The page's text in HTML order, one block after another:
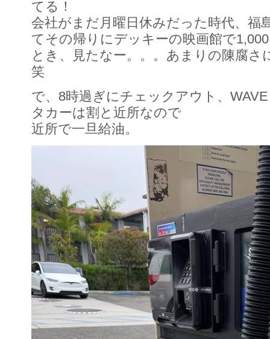
てる！
会社がまだ月曜日休みだった時代、福
てその帰りにデッキーの映画館で
とき、見たなー。。。あまりの陳腐さ
笑
で、8時過ぎにチェックアウト、
タカーは割と近所なので
近所で一旦給油。